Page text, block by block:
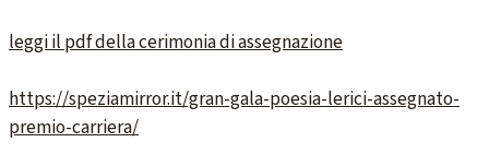
leggi il pdf della cerimonia di assegnazione
https://speziamirror.it/gran-gala-poesia-lerici-assegnato-
premio-carriera/